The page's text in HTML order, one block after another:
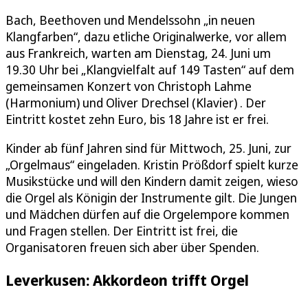
Bach, Beethoven und Mendelssohn „in neuen
Klangfarben“, dazu etliche Originalwerke, vor allem
aus Frankreich, warten am Dienstag, 24. Juni um
19.30 Uhr bei „Klangvielfalt auf 149 Tasten“ auf dem
gemeinsamen Konzert von Christoph Lahme
(Harmonium) und Oliver Drechsel (Klavier) . Der
Eintritt kostet zehn Euro, bis 18 Jahre ist er frei.
Kinder ab fünf Jahren sind für Mittwoch, 25. Juni, zur
„Orgelmaus“ eingeladen. Kristin Prößdorf spielt kurze
Musikstücke und will den Kindern damit zeigen, wieso
die Orgel als Königin der Instrumente gilt. Die Jungen
und Mädchen dürfen auf die Orgelempore kommen
und Fragen stellen. Der Eintritt ist frei, die
Organisatoren freuen sich aber über Spenden.
Leverkusen: Akkordeon trifft Orgel